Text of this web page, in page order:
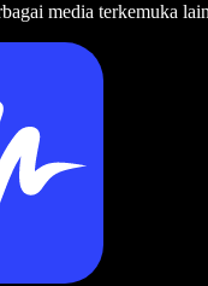
media terkemuka